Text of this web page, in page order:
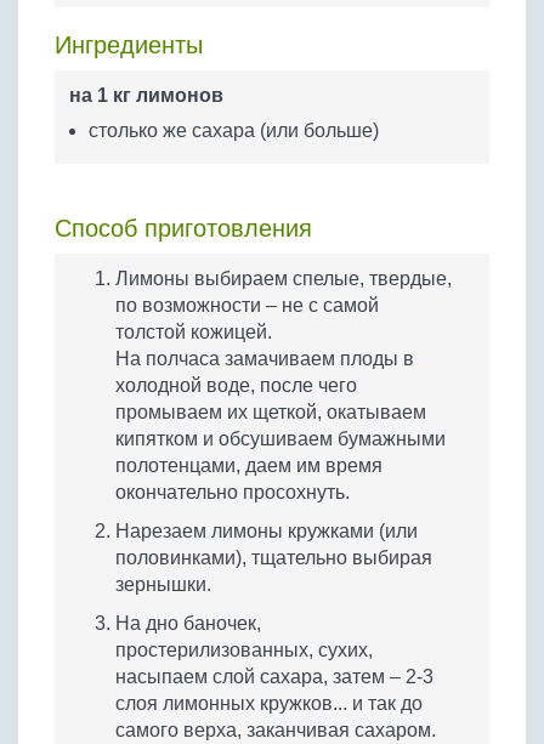
Яйца
Крупы
Ингредиенты
на 1 кг лимонов
столько же сахара (или больше)
Способ приготовления
Лимоны выбираем спелые, твердые,
по возможности – не с самой
толстой кожицей.
На полчаса замачиваем плоды в
холодной воде, после чего
промываем их щеткой, окатываем
кипятком и обсушиваем бумажными
полотенцами, даем им время
окончательно просохнуть.
Нарезаем лимоны кружками (или
половинками), тщательно выбирая
зернышки.
На дно баночек,
простерилизованных, сухих,
насыпаем слой сахара, затем – 2-3
слоя лимонных кружков... и так до
самого верха, заканчивая сахаром.